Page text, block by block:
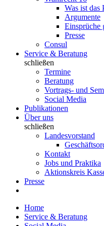
Was ist das
Argumente
Einsprüche
Presse
Consul
Service & Beratung
schließen
Termine
Beratung
Vortrags- und
Social Media
Publikationen
Über uns
schließen
Landesvorstand
Kontakt
Jobs und Praktika
Aktionskreis
Presse
Home
Service & Beratung